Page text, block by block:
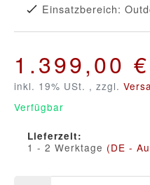
Einsatzbereich:
1.399,00 €
inkl. 19% USt. , zzgl.
Verfügbar
Lieferzeit:
1 - 2 Werktage (DE -